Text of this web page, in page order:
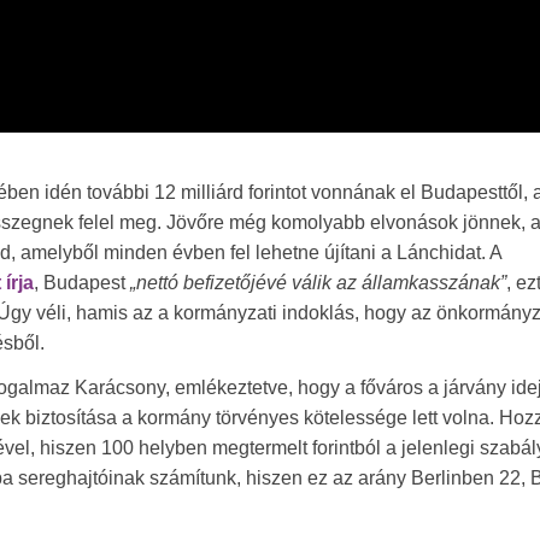
idén további 12 milliárd forintot vonnának el Budapesttől,
felel meg. Jövőre még komolyabb elvonások jönnek,
amelyből minden évben fel lehetne újítani a Lánchidat. A
írja, Budapest„nettó befizetőjévé válik az államkasszának”,
véli, hamis az a kormányzati indoklás, hogy az
Karácsony, emlékeztetve, hogy a főváros a járvány
biztosítása a kormány törvényes kötelessége lett volna.
hiszen 100 helyben megtermelt forintból a jelenlegi
sereghajtóinak számítunk, hiszen ez az arány Berlinben 22,